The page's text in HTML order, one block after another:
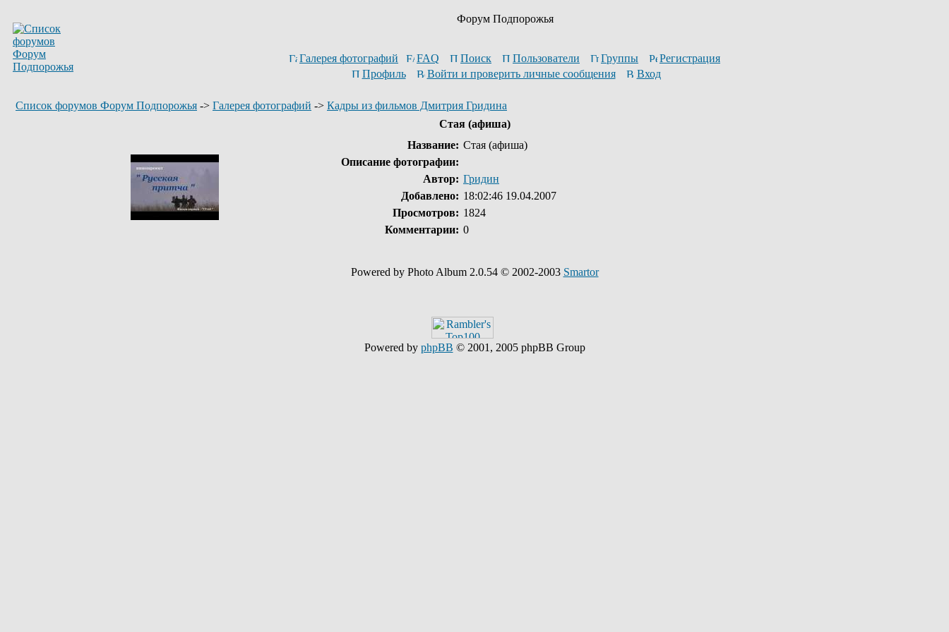
Форум Подпорожья
Галерея фотографий FAQ Поиск Пользователи Группы
Регистрация
Профиль
Войти и проверить личные сообщения Вход
Список форумов Форум Подпорожья -> Галерея фотографий -> Кадры из фильмов Дмитрия Гридина
Стая (афиша)
Название: Стая (афиша)
Описание фотографии:
Автор: Гридин
Добавлено: 18:02:46 19.04.2007
Просмотров: 1824
Комментарии: 0
Powered by Photo Album 2.0.54 © 2002-2003 Smartor
Powered by phpBB © 2001, 2005 phpBB Group